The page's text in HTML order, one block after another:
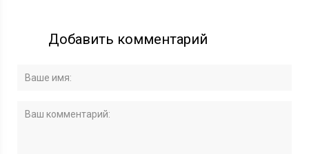
Добавить комментарий